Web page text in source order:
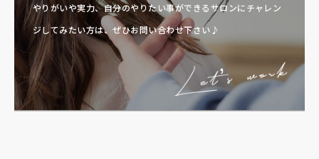
やりがいや実力、自分のやりたい事ができるサロンにチャレン
ジしてみたい方は、ぜひお問い合わせ下さい♪